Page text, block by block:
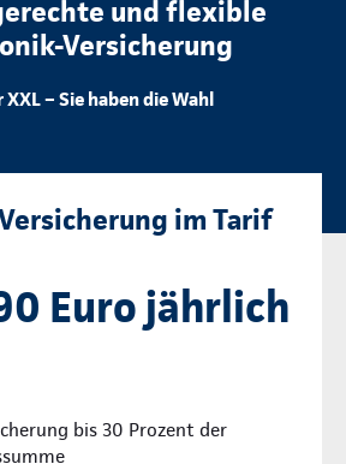
und flexible
Versicherung
XXL – Sie haben die Wahl
im Tarif
Euro jährlich
bis 30 Prozent der